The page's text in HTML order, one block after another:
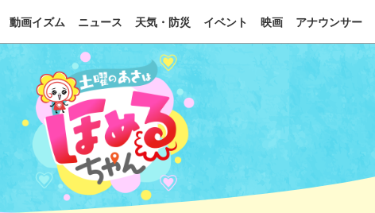
動画イズム ニュース 天気・防災 イベント 映画 アナウンサー